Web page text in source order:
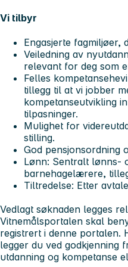
Vi tilbyr
Engasjerte fagmiljøer,
Veiledning av
relevant for deg som
Felles
tillegg til at vi jobber
kompetanseutvikling
tilpasninger.
Mulighet for
stilling.
God pensjonsordning
Lønn: Sentralt lønns-
barnehagelærere,
Tiltredelse: Etter avtale
Vedlagt søknaden legges
Vitnemålsportalen skal
registrert i denne portalen.
legger du ved godkjenning
utdanning og kompetanse